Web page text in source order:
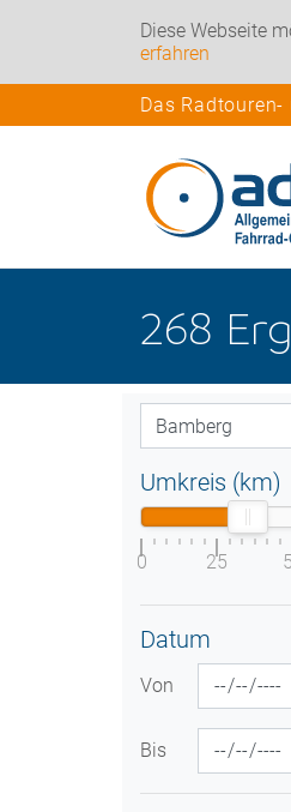
Diese Webseite
erfahren
Das
268
Umkreis (km)
0 25
Datum
Von
Bis